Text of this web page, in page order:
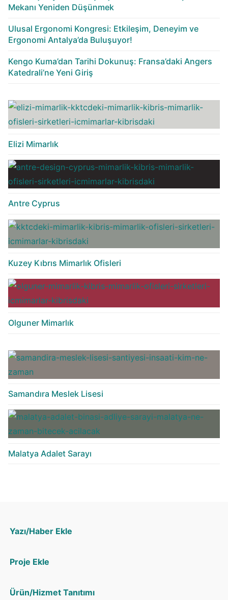
Mekanı Yeniden Düşünmek
Ulusal Ergonomi Kongresi: Etkileşim, Deneyim ve
Ergonomi Antalya’da Buluşuyor!
Kengo Kuma’dan Tarihi Dokunuş: Fransa’daki Angers
Katedrali’ne Yeni Giriş
Elizi Mimarlık
Antre Cyprus
Kuzey Kıbrıs Mimarlık Ofisleri
Olguner Mimarlık
Samandıra Meslek Lisesi
Malatya Adalet Sarayı
Yazı/Haber Ekle
Proje Ekle
Ürün/Hizmet Tanıtımı